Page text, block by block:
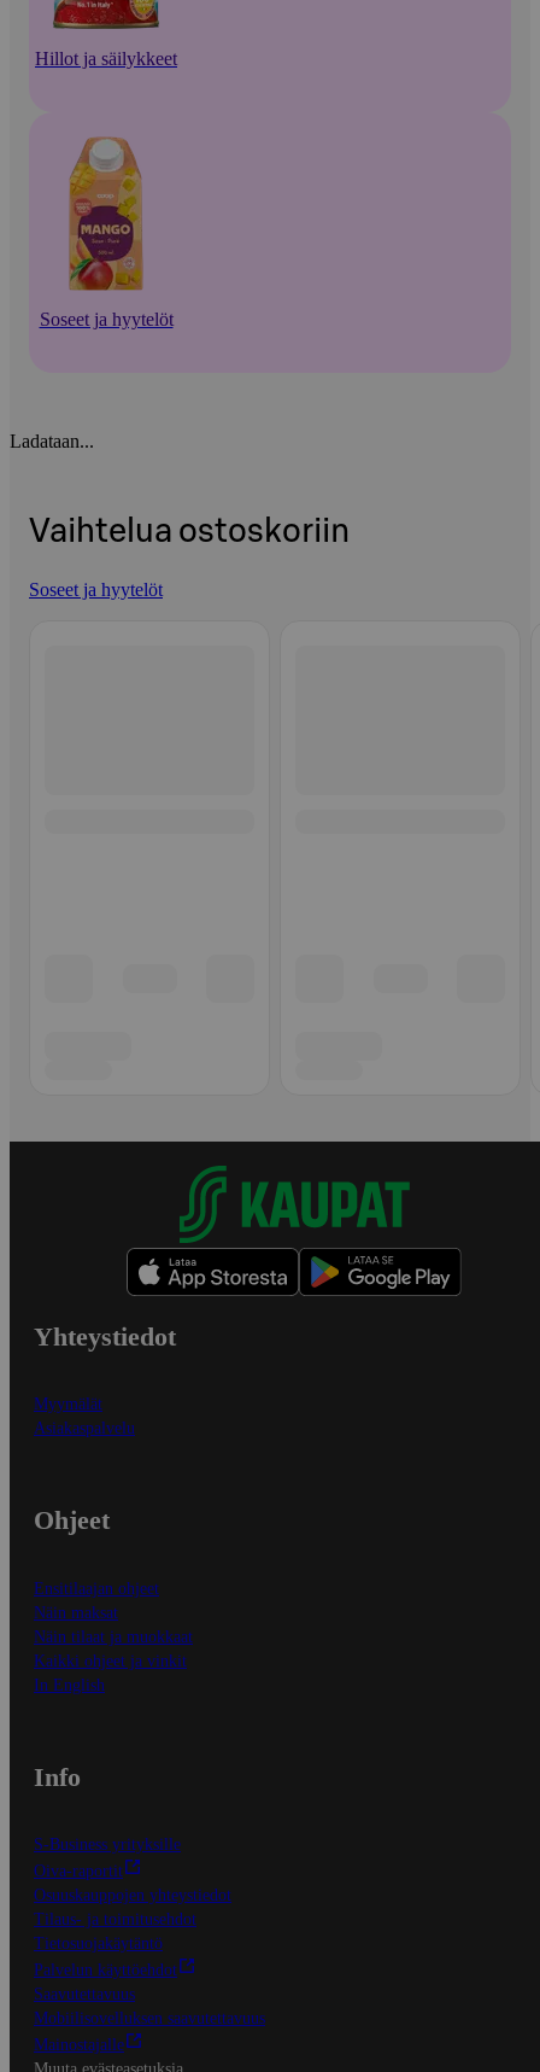
Hillot ja säilykkeet
Soseet ja hyytelöt
Ladataan...
Vaihtelua ostoskoriin
Soseet ja hyytelöt
Yhteystiedot
Myymälät
Asiakaspalvelu
Ohjeet
Ensitilaajan ohjeet
Näin maksat
Näin tilaat ja muokkaat
Kaikki ohjeet ja vinkit
In English
Info
S-Business yrityksille
Oiva-raportit
Osuuskauppojen yhteystiedot
Tilaus- ja toimitusehdot
Tietosuojakäytäntö
Palvelun käyttöehdot
Saavutettavuus
Mobiilisovelluksen saavutettavuus
Mainostajalle